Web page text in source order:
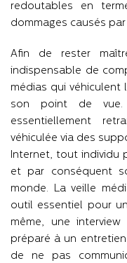
redoutables en
dommages causés
Afin de rester
indispensable de
médias qui véhiculent
son point de vue.
essentiellement
véhiculée via des
Internet, tout individu
et par conséquent
monde. La veille
outil essentiel pour
même, une
préparé à un
de ne pas